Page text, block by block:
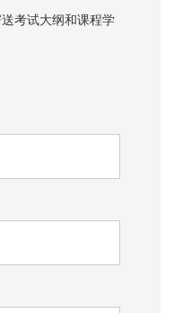
考试大纲和课程学